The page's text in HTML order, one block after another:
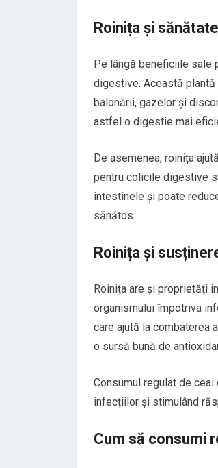
Roinița și
Pe lângă beneficiile sale
digestive. Această
balonării, gazelor și
astfel o digestie mai
De asemenea, roinița
pentru colicile digestive
intestinele și poate
sănătos.
Roinița și
Roinița are și proprietăți
organismului împotriva
care ajută la combaterea
o sursă bună de
Consumul regulat de
infecțiilor și stimulând
Cum să consumi